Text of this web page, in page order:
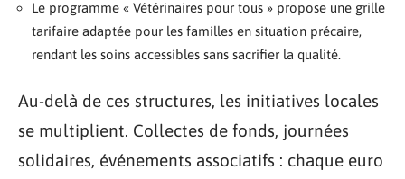
Le programme « Vétérinaires pour tous » propose une grille
tarifaire adaptée pour les familles en situation précaire,
rendant les soins accessibles sans sacrifier la qualité.
Au-delà de ces structures, les initiatives locales
se multiplient. Collectes de fonds, journées
solidaires, événements associatifs : chaque euro